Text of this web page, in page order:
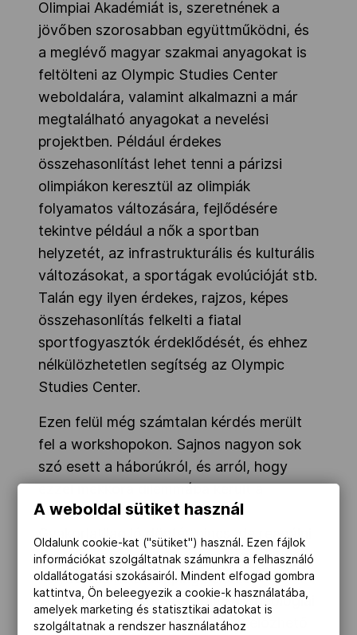
Olimpiai Akadémiát is, szeretnének a
jövőben szorosabban együttműködni, és
a meglévő magyar szakmai anyagokat is
feltölteni az Olympic Studies Center
weboldalára, valamint alkalmazni a már
megtalálható anyagokat a nevelési
projektben. Például érdekes
összehasonlítást lehet tenni a párizsi
olimpiákon keresztül az olimpiák
folyamatos változására, fejlődésére
tekintve például a nők a sportban
helyzetét, az infrastrukturális és kulturális
változásokat, a sportágak evolúcióját stb.
Talán egy ilyen érdekes, rajzos, képes
összehasonlítás felkelti a fiatal
sportfogyasztók érdeklődését, és ehhez
nélkülözhetetlen segítség az Olympic
Studies Center.
Ezen felül még számtalan kérdés merült
fel a workshopokon. Sajnos nagyon sok
szó esett a háborúkról, és arról, hogy
ezzel mekkora dilemmába került a
Nemzetközi Olimpiai Bizottság.
Gyakorlatilag jó döntés nincs, de reagálni
mindenképpen kell. Rendkívül szenzitív a
helyzet, és ha a dopping nehezen
vizsgálható, akkor egy politikai, ideológiai
hovatartozás hogyan? Hogyan előzhető
A weboldal sütiket használ
Oldalunk cookie-kat ("sütiket") használ. Ezen fájlok
információkat szolgáltatnak számunkra a felhasználó
oldallátogatási szokásairól. Mindent elfogad gombra
kattintva, Ön beleegyezik a cookie-k használatába,
amelyek marketing és statisztikai adatokat is
szolgáltatnak a rendszer használatához